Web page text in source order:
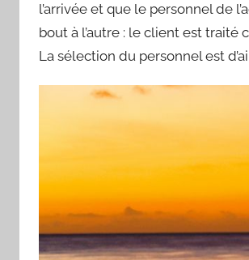
l’arrivée et que le personnel de
bout à l’autre : le client est
La sélection du personnel est